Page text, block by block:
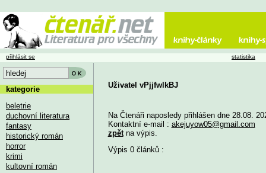
Uživatel vPjjfwlkBJ
Na Čtenáři naposledy přihlášen dne 28.08.
Kontaktní e-mail : akejuyow05@gmail.com
zpětna výpis.
Výpis 0 článků :
přihlásit se statistika
kategorie
beletrie
duchovní literatura
fantasy
historický román
horror
krimi
kultovní román